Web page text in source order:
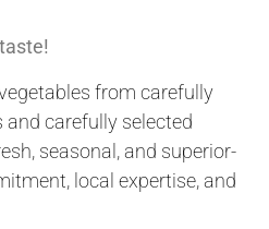
from carefully
and carefully selected
seasonal, and superior-
local expertise, and